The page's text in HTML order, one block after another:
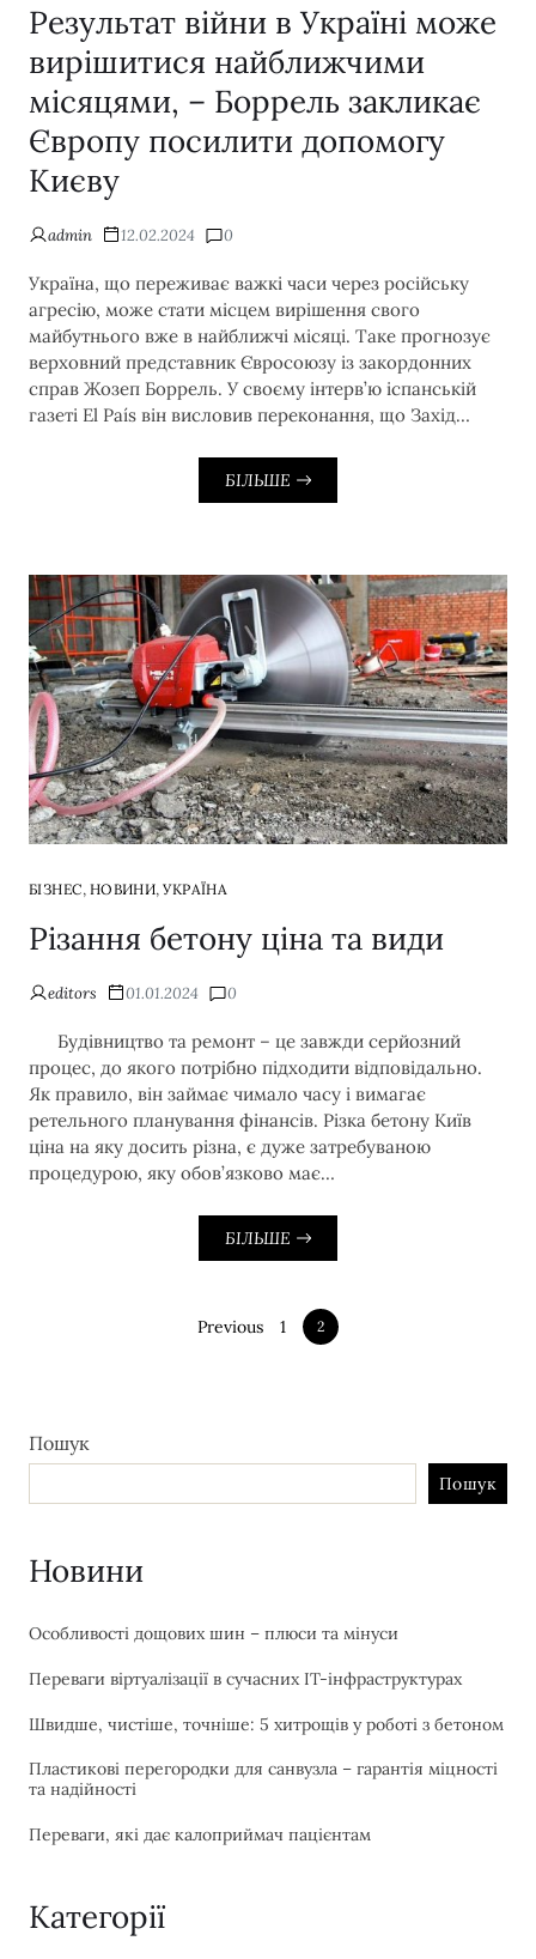
Результат війни в Україні може
вирішитися найближчими
місяцями, – Боррель закликає
Європу посилити допомогу
Києву
admin 12.02.2024 0
Україна, що переживає важкі часи через російську
агресію, може стати місцем вирішення свого
майбутнього вже в найближчі місяці. Таке прогнозує
верховний представник Євросоюзу із закордонних
справ Жозеп Боррель. У своєму інтерв’ю іспанській
газеті El País він висловив переконання, що Захід…
БІЛЬШЕ
БІЗНЕС, НОВИНИ,УКРАЇНА
Різання бетону ціна та види
editors 01.01.2024 0
Будівництво та ремонт – це завжди серйозний
процес, до якого потрібно підходити відповідально.
Як правило, він займає чимало часу і вимагає
ретельного планування фінансів. Різка бетону Київ
ціна на яку досить різна, є дуже затребуваною
процедурою, яку обов’язково має…
БІЛЬШЕ
Previous 1 2
Пошук
Пошук
Новини
Особливості дощових шин – плюси та мінуси
Переваги віртуалізації в сучасних IT-інфраструктурах
Швидше, чистіше, точніше: 5 хитрощів у роботі з бетоном
Пластикові перегородки для санвузла – гарантія міцності
та надійності
Переваги, які дає калоприймач пацієнтам
Категорії